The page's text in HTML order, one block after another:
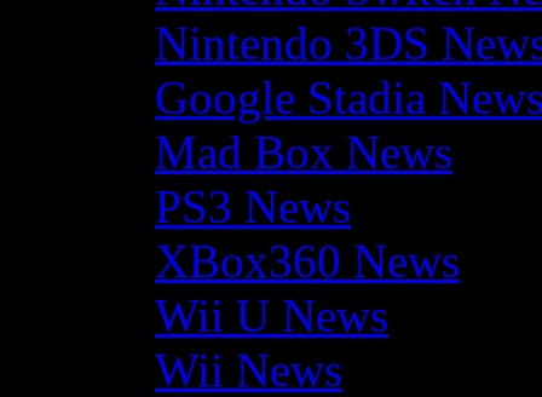
Nintendo 3DS
Google Stadia
Mad Box News
PS3 News
XBox360 News
Wii U News
Wii News